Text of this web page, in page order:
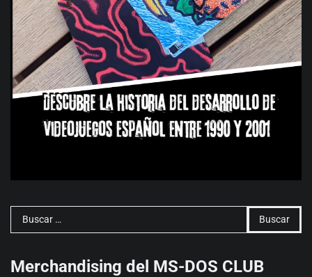
Buscar:
Merchandising del MS-DOS CLUB